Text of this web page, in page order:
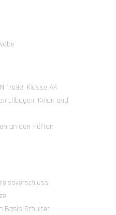
17092, Klasse AA
Ellbogen, Knien und
an den Hüften
Basis Schulter